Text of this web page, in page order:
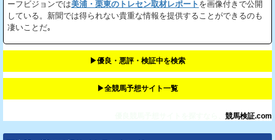
ーフビジョンでは美浦・栗東のトレセン取材レポート を画像付きで公開
している。新聞では得られない貴重な情報を提供することができるのも
凄いことだ｡
▶︎優良・悪評・検証中を検索
▶︎全競馬予想サイト一覧
競馬検証.com